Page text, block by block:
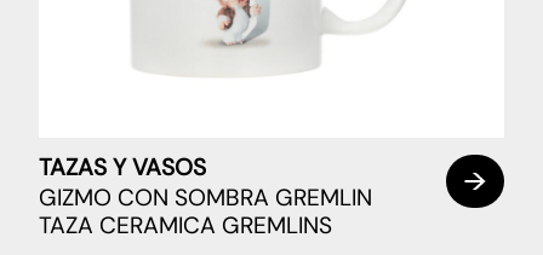
TAZAS Y VASOS
GIZMO CON SOMBRA GREMLIN
TAZA CERAMICA GREMLINS